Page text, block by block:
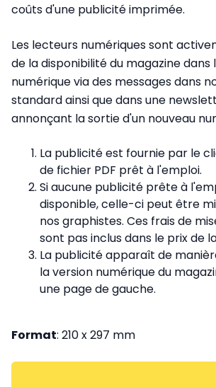
coûts d'une publicité imprimée.
Les lecteurs numériques sont
de la disponibilité du magazine dans
numérique via des messages dans
standard ainsi que dans une
annonçant la sortie d'un nouveau
La publicité est fournie par le
de fichier PDF prêt à l'emploi.
Si aucune publicité prête à
disponible, celle-ci peut être
nos graphistes. Ces frais de
sont pas inclus dans le prix de
La publicité apparaît de
la version numérique du
une page de gauche.
Format: 210 x 297 mm